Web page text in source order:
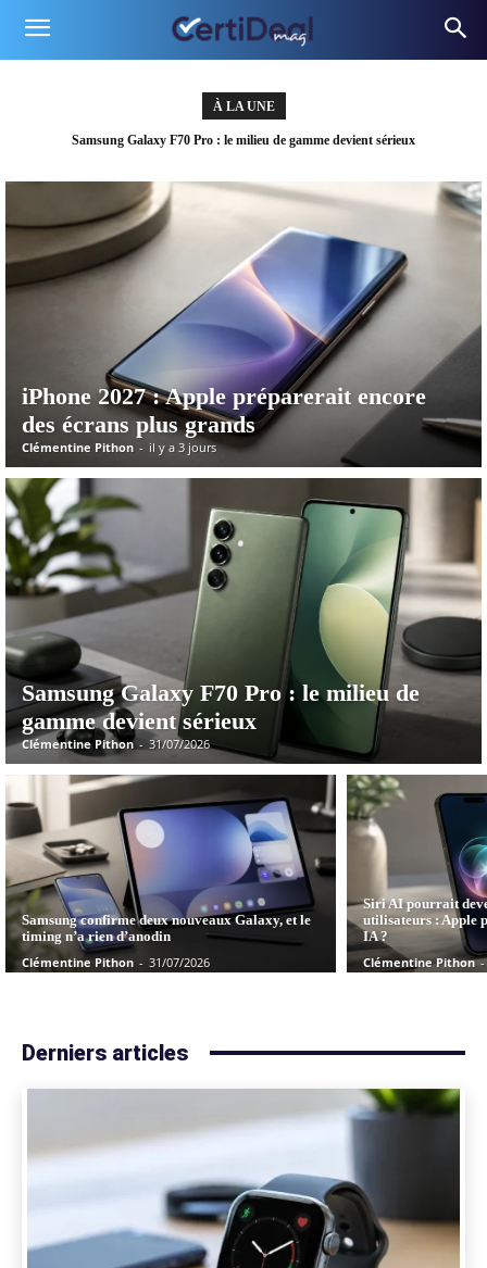
À LA UNE
Samsung confirme deux nouveaux Galaxy, et le timing n’a rien d’anodin
iPhone 2027 : Apple préparerait encore
des écrans plus grands
Clémentine Pithon - il y a 3 jours
Samsung Galaxy F70 Pro : le milieu de
gamme devient sérieux
Clémentine Pithon - 31/07/2026
Samsung confirme deux nouveaux Galaxy, et le
timing n’a rien d’anodin
Clémentine Pithon - 31/07/2026
Siri AI pourrait
utilisateurs : Apple
IA ?
Clémentine Pithon -
Derniers articles